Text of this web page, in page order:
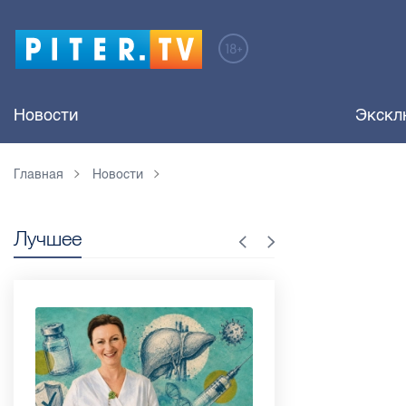
Новости
Главная Новости
Лучшее